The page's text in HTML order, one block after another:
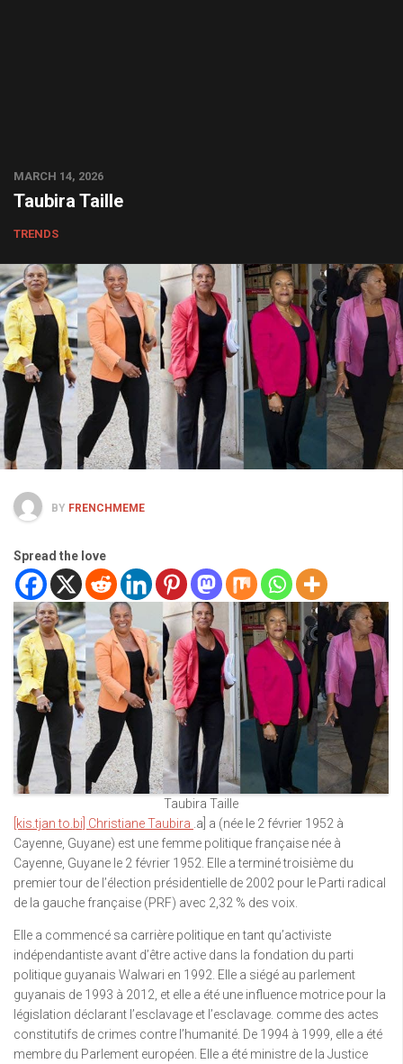
MARCH 14, 2026
Taubira Taille
TRENDS
BY FRENCHMEME
Spread the love
Taubira Taille
[kis.tjan to.bi] Christiane Taubira .a] a (née le 2 février 1952 à
Cayenne, Guyane) est une femme politique française née à
Cayenne, Guyane le 2 février 1952. Elle a terminé troisième du
premier tour de l’élection présidentielle de 2002 pour le Parti radical
de la gauche française (PRF) avec 2,32 % des voix.
Elle a commencé sa carrière politique en tant qu’activiste
indépendantiste avant d’être active dans la fondation du parti
politique guyanais Walwari en 1992. Elle a siégé au parlement
guyanais de 1993 à 2012, et elle a été une influence motrice pour la
législation déclarant l’esclavage et l’esclavage. comme des actes
constitutifs de crimes contre l’humanité. De 1994 à 1999, elle a été
membre du Parlement européen. Elle a été ministre de la Justice